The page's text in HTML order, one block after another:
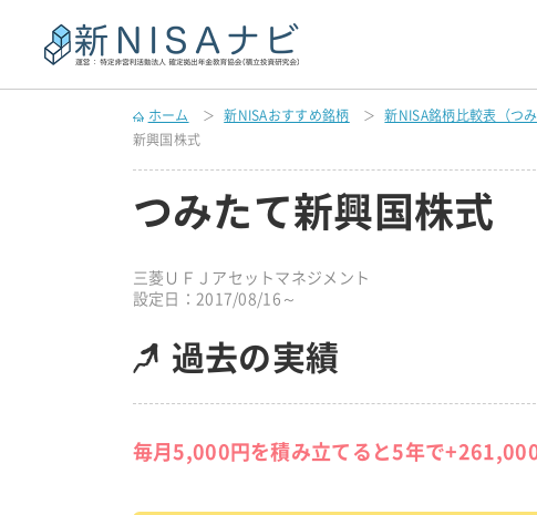
ホーム 新NISAおすすめ銘柄 新NISA銘柄比較表（つ
新興国株式
つみたて新興国株式
三菱ＵＦＪアセットマネジメント
設定日：2017/08/16～
過去の実績
毎月5,000円を積み立てると5年で